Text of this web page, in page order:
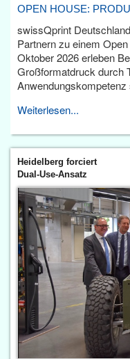
OPEN HOUSE:
swissQprint
Partnern zu einem
Oktober 2026 erleben
Großformatdruck durch
Anwendungskompetenz
Weiterlesen...
Heidelberg forciert
Dual-Use-Ansatz